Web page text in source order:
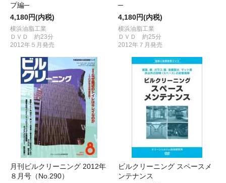
プ編─
4,180円(内税)
横浜油脂工業
ＤＶＤ 約23分
2012年５月発売
─
4,180円(内税)
横浜油脂工業
ＤＶＤ 約25分
2012年７月発売
月刊ビルクリーニング 2012年
８月号（No.290）
ビルクリーニング スペースメ
ンテナンス